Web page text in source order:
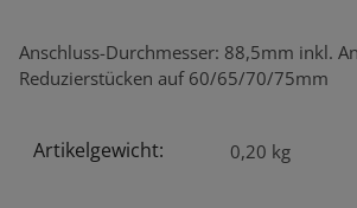
Anschluss-Durchmesser: 88,5mm inkl.
Reduzierstücken auf 60/65/70/75mm
Produkteigenschaft
Wert
Artikelgewicht: 0,20 kg